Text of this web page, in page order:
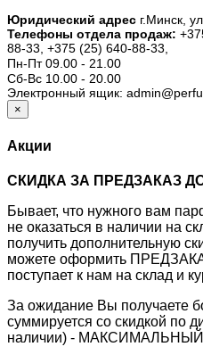
Юридический адрес г.Минск,
Телефоны отдела продаж:
88-33, +375 (25) 640-88-33,
Пн-Пт 09.00 - 21.00
Сб-Вс 10.00 - 20.00
Электронный ящик:
×
Акции
СКИДКА ЗА ПРЕДЗАКАЗ ДО
Бывает, что нужного вам
не оказаться в наличии на
получить дополнительную
можете оформить
поступает к нам на склад и
За ожидание Вы получаете
суммируется со скидкой по
наличии) -